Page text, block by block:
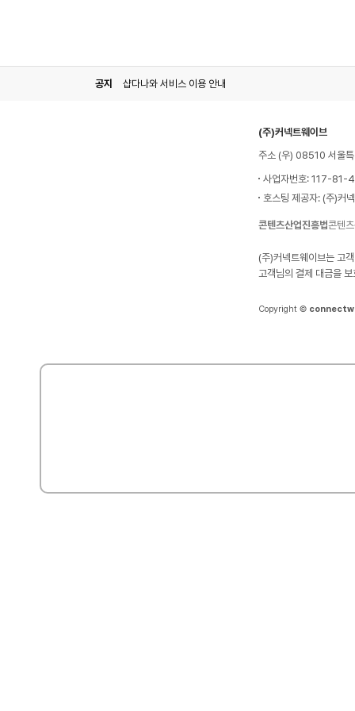
공지 샵다나와 서비스 이용 안내
(주)커넥트웨이브
주소 (우) 08510 서울
사업자번호: 117-81-
호스팅 제공자: (주)커
콘텐츠산업진흥법콘텐
(주)커넥트웨이브는 고
고객님의 결제 대금을
Copyright ©